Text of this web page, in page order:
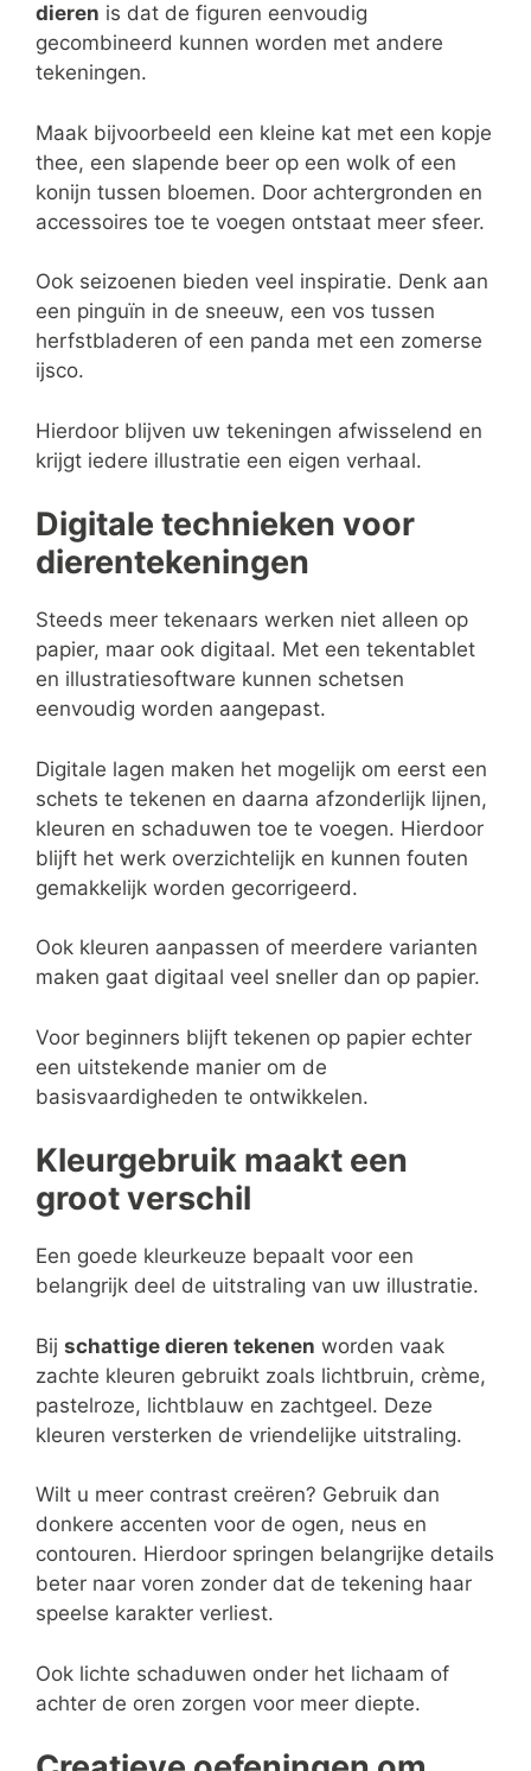
dieren is dat de figuren eenvoudig
gecombineerd kunnen worden met andere
tekeningen.
Maak bijvoorbeeld een kleine kat met een kopje
thee, een slapende beer op een wolk of een
konijn tussen bloemen. Door achtergronden en
accessoires toe te voegen ontstaat meer sfeer.
Ook seizoenen bieden veel inspiratie. Denk aan
een pinguïn in de sneeuw, een vos tussen
herfstbladeren of een panda met een zomerse
ijsco.
Hierdoor blijven uw tekeningen afwisselend en
krijgt iedere illustratie een eigen verhaal.
Digitale technieken voor
dierentekeningen
Steeds meer tekenaars werken niet alleen op
papier, maar ook digitaal. Met een tekentablet
en illustratiesoftware kunnen schetsen
eenvoudig worden aangepast.
Digitale lagen maken het mogelijk om eerst een
schets te tekenen en daarna afzonderlijk lijnen,
kleuren en schaduwen toe te voegen. Hierdoor
blijft het werk overzichtelijk en kunnen fouten
gemakkelijk worden gecorrigeerd.
Ook kleuren aanpassen of meerdere varianten
maken gaat digitaal veel sneller dan op papier.
Voor beginners blijft tekenen op papier echter
een uitstekende manier om de
basisvaardigheden te ontwikkelen.
Kleurgebruik maakt een
groot verschil
Een goede kleurkeuze bepaalt voor een
belangrijk deel de uitstraling van uw illustratie.
Bij schattige dieren tekenen worden vaak
zachte kleuren gebruikt zoals lichtbruin, crème,
pastelroze, lichtblauw en zachtgeel. Deze
kleuren versterken de vriendelijke uitstraling.
Wilt u meer contrast creëren? Gebruik dan
donkere accenten voor de ogen, neus en
contouren. Hierdoor springen belangrijke details
beter naar voren zonder dat de tekening haar
speelse karakter verliest.
Ook lichte schaduwen onder het lichaam of
achter de oren zorgen voor meer diepte.